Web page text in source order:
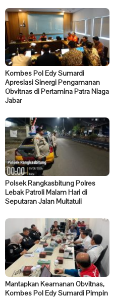
Kombes Pol Edy Sumardi
Apresiasi Sinergi Pengamanan
Obvitnas di Pertamina Patra Niaga
Jabar
Polsek Rangkasbitung Polres
Lebak Patroli Malam Hari di
Seputaran Jalan Multatuli
Mantapkan Keamanan Obvitnas,
Kombes Pol Edy Sumardi Pimpin